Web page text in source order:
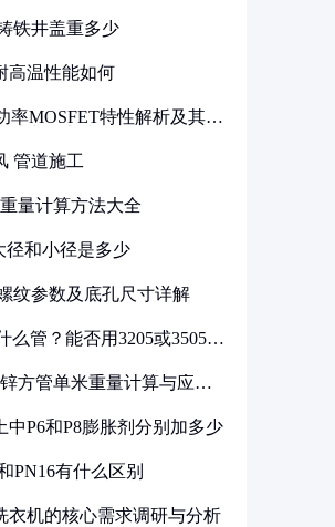
铁井盖重多少
高温性能如何
率MOSFET特性解析及其在
管道施工
量计算方法大全
径和小径是多少
纹参数及底孔尺寸详解
么管？能否用3205或3505代
方管单米重量计算与应用
中P6和P8膨胀剂分别加多少
PN16有什么区别
衣机的核心需求调研与分析